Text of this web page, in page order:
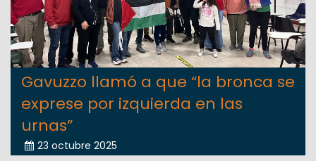
Gavuzzo llamó a que “la bronca se
exprese por izquierda en las
urnas”
23 octubre 2025